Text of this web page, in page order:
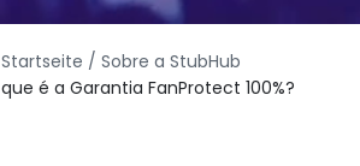
/ Sobre a StubHub
é a Garantia FanProtect 100%?